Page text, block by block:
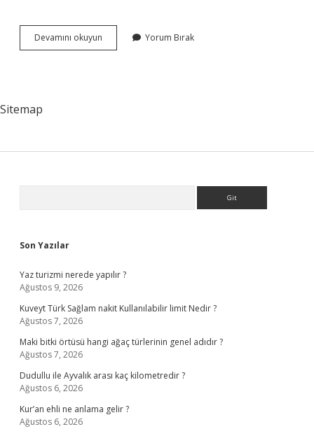
Devamını okuyun Anchovy
Hamsi
Yorum Bırak
Sitemap
Son Yazılar
Yaz turizmi nerede yapılır ?
Ağustos 9, 2026
Kuveyt Türk Sağlam nakit Kullanılabilir limit Nedir ?
Ağustos 7, 2026
Maki bitki örtüsü hangi ağaç türlerinin genel adıdır ?
Ağustos 7, 2026
Dudullu ile Ayvalık arası kaç kilometredir ?
Ağustos 6, 2026
Kur’an ehli ne anlama gelir ?
Ağustos 6, 2026